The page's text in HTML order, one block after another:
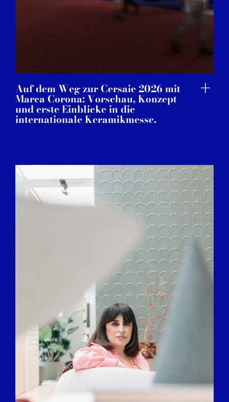
Auf dem Weg zur Cersaie 2026 mit
Marca Corona: Vorschau, Konzept
und erste Einblicke in die
internationale Keramikmesse.